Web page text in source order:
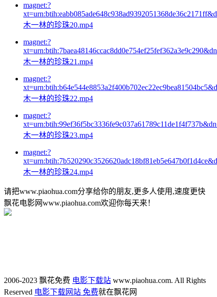
magnet:?
木一林的珍珠20.mp4
magnet:?
木一林的珍珠21.mp4
magnet:?
木一林的珍珠22.mp4
magnet:?
木一林的珍珠23.mp4
magnet:?
木一林的珍珠24.mp4
请把www.piaohua.com分享给你的朋友,更多人使用,速度更快
飘花电影网www.piaohua.com欢迎你每天来！
2006-2023 飘花免费 电影下载站 www.piaohua.com. All Rights
Reserved 电影下载网站 免费就在飘花网